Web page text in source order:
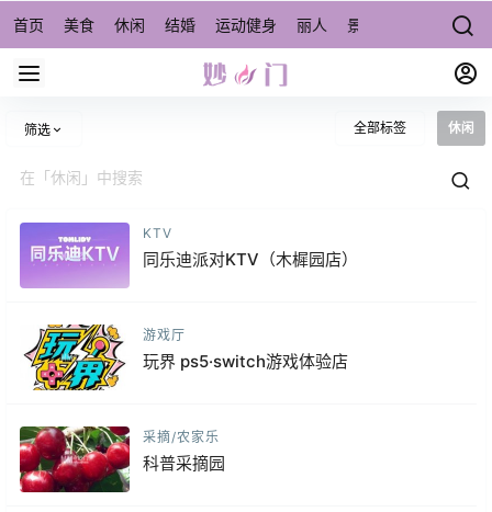
首页 美食 休闲 结婚 运动健身 丽人 景点/周边游 宠物
筛选 全部标签 休闲
KTV
同乐迪派对KTV（木樨园店）
游戏厅
玩界 ps5·switch游戏体验店
采摘/农家乐
科普采摘园